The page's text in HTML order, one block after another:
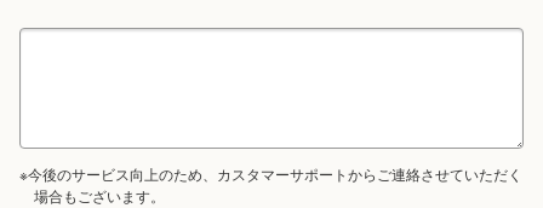
※今後のサービス向上のため、カスタマーサポートからご連絡させていただく
場合もございます。